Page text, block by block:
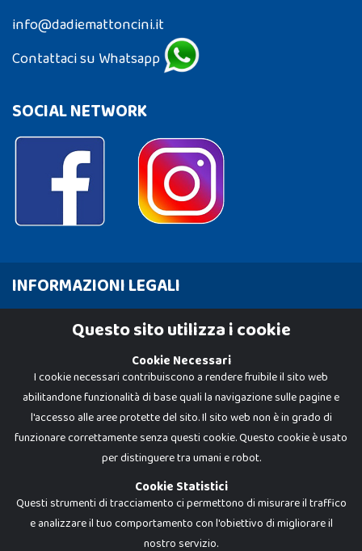
info@dadiemattoncini.it
Contattaci su Whatsapp
SOCIAL NETWORK
INFORMAZIONI LEGALI
Cookie Policy
Dadi e Mattoncini è un brand di Giocabene Srl. Ogni riproduzione o utilizzo non
Questo sito utilizza i cookie
Cookie Necessari
I cookie necessari contribuiscono a rendere fruibile il sito web
abilitandone funzionalità di base quali la navigazione sulle pagine e
l'accesso alle aree protette del sito. Il sito web non è in grado di
funzionare correttamente senza questi cookie. Questo cookie è usato
per distinguere tra umani e robot.
Cookie Statistici
Questi strumenti di tracciamento ci permettono di misurare il traffico
e analizzare il tuo comportamento con l'obiettivo di migliorare il
nostro servizio.